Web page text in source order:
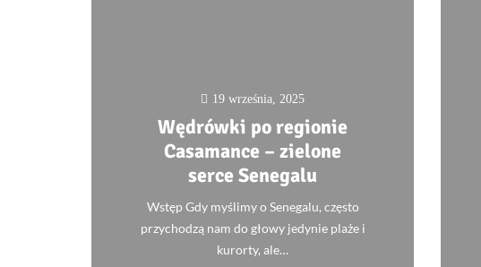
19 września, 2025
Wędrówki po regionie
Casamance – zielone
serce Senegalu
Wstęp Gdy myślimy o Senegalu, często
przychodzą nam do głowy jedynie plaże i
kurorty, ale…